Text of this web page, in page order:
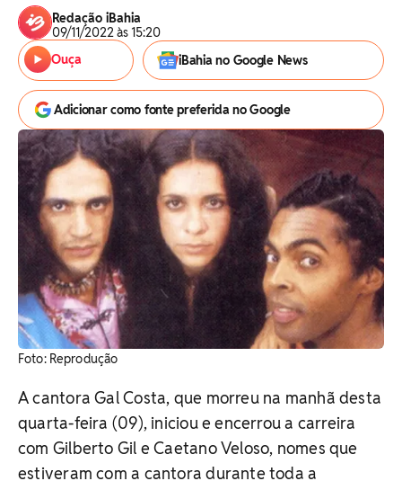
Redação iBahia
09/11/2022 às 15:20
Ouça
iBahia no Google News
Adicionar como fonte preferida no Google
Foto: Reprodução
A cantora Gal Costa, que morreu na manhã desta
quarta-feira (09), iniciou e encerrou a carreira
com Gilberto Gil e Caetano Veloso, nomes que
estiveram com a cantora durante toda a